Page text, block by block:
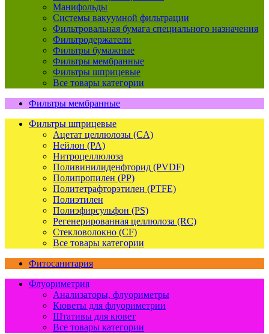
Манифольды
Системы вакуумной фильтрации
Фильтровальная бумага специального назначения
Фильтродержатели
Фильтры бумажные
Фильтры мембранные
Фильтры шприцевые
Все товары категории
Фильтры мембранные
Фильтры шприцевые
Ацетат целлюлозы (CA)
Нейлон (PA)
Нитроцеллюлоза
Поливинилиденфторид (PVDF)
Полипропилен (PP)
Политетрафторэтилен (PTFE)
Полиэтилен
Полиэфирсульфон (PS)
Регенерированная целлюлоза (RC)
Стекловолокно (CF)
Все товары категории
Фитосанитария
Флуориметрия
Анализаторы, флуориметры
Кюветы для флуориметрии
Штативы для кювет
Все товары категории